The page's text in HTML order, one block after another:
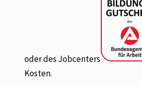
oder des Jobcenters
Kosten.